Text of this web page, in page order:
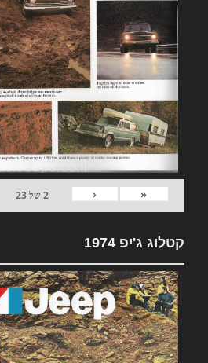
«
‹
2של23
קטלוג ג'יפ 1974